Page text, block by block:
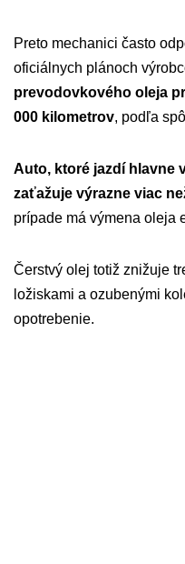
Preto mechanici často
oficiálnych plánoch
prevodovkového oleja
000 kilometrov, podľa
Auto, ktoré jazdí hlavne
zaťažuje výrazne viac
prípade má výmena oleja
Čerstvý olej totiž znižuje
ložiskami a ozubenými
opotrebenie.